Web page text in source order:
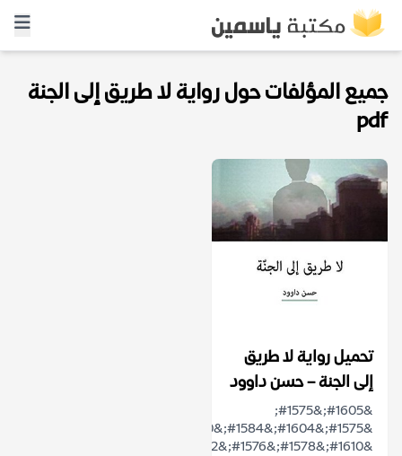
جميع المؤلفات حول رواية لا طريق إلى الجنة
pdf
تحميل رواية لا طريق
إلى الجنة – حسن داوود
&#1605;&#1575;
&#1610;&#1578;&#1576;&#1602;&#1609;...